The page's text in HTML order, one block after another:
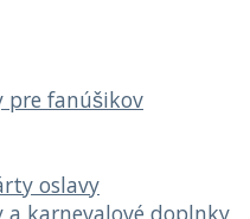
pre fanúšikov
oslavy